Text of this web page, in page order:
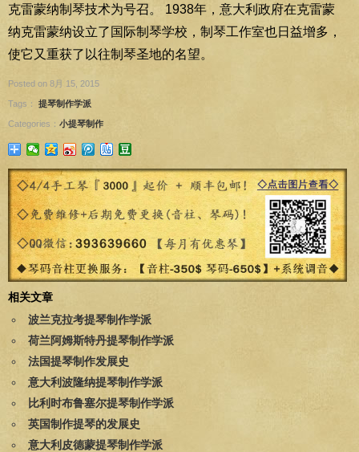
克雷蒙纳制琴技术为号召。 1938年，意大利政府在克雷蒙
纳克雷蒙纳设立了国际制琴学校，制琴工作室也日益增多，
使它又重获了以往制琴圣地的名望。
Posted on 8月 15, 2015
Tags： 提琴制作学派
Categories： 小提琴制作
相关文章
波兰克拉考提琴制作学派
荷兰阿姆斯特丹提琴制作学派
法国提琴制作发展史
意大利波隆纳提琴制作学派
比利时布鲁塞尔提琴制作学派
英国制作提琴的发展史
意大利皮德蒙提琴制作学派